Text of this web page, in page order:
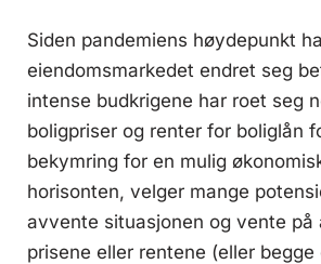
Siden pandemiens høydepunkt
eiendomsmarkedet endret seg
intense budkrigene har roet seg
boligpriser og renter for boliglån
bekymring for en mulig
horisonten, velger mange
avvente situasjonen og vente på
prisene eller rentene (eller begge